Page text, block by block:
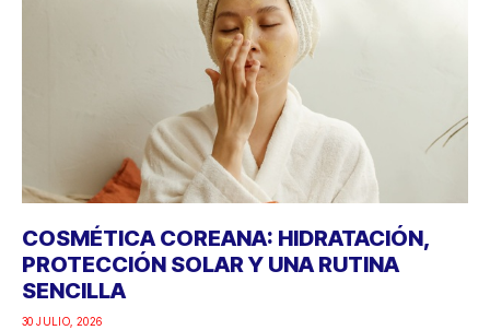
COSMÉTICA COREANA: HIDRATACIÓN,
PROTECCIÓN SOLAR Y UNA RUTINA
SENCILLA
30 JULIO, 2026